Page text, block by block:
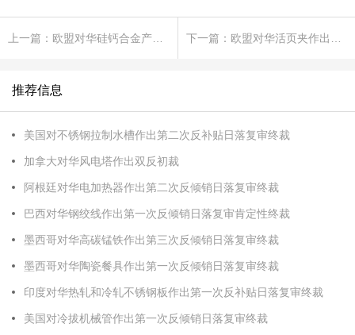
推荐信息
美国对不锈钢拉制水槽作出第二次反补贴日落复审终裁
加拿大对华风电塔作出双反初裁
阿根廷对华电加热器作出第二次反倾销日落复审终裁
巴西对华钢绞线作出第一次反倾销日落复审肯定性终裁
墨西哥对华高碳锰铁作出第三次反倾销日落复审终裁
墨西哥对华陶瓷餐具作出第一次反倾销日落复审终裁
印度对华热轧和冷轧不锈钢板作出第一次反补贴日落复审终裁
美国对冷拔机械管作出第一次反倾销日落复审终裁